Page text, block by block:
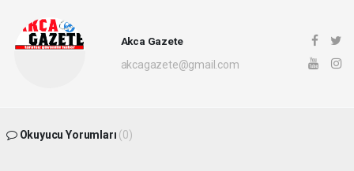
Akca Gazete
akcagazete@gmail.com
Okuyucu Yorumları (0)